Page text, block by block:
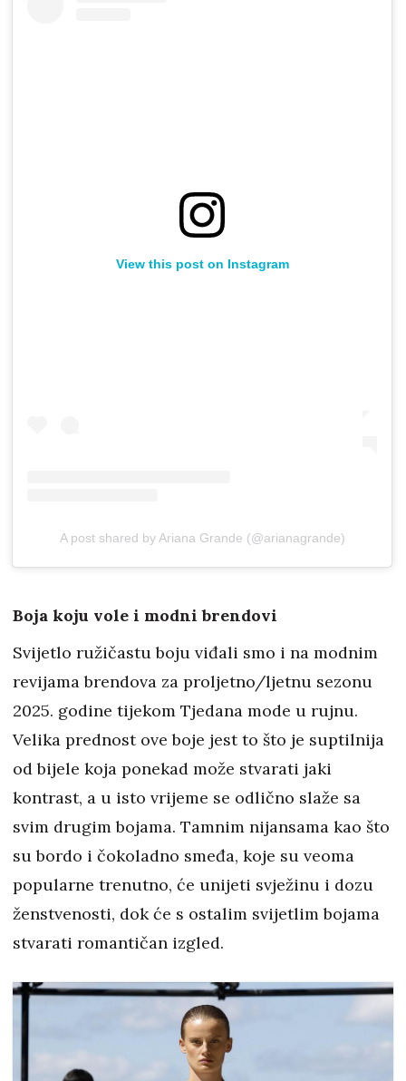
View this post on Instagram
A post shared by Ariana Grande (@arianagrande)
Boja koju vole i modni brendovi
Svijetlo ružičastu boju viđali smo i na modnim
revijama brendova za proljetno/ljetnu sezonu
2025. godine tijekom Tjedana mode u rujnu.
Velika prednost ove boje jest to što je suptilnija
od bijele koja ponekad može stvarati jaki
kontrast, a u isto vrijeme se odlično slaže sa
svim drugim bojama. Tamnim nijansama kao što
su bordo i čokoladno smeđa, koje su veoma
popularne trenutno, će unijeti svježinu i dozu
ženstvenosti, dok će s ostalim svijetlim bojama
stvarati romantičan izgled.